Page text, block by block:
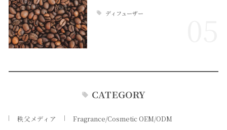
ディフューザー
CATEGORY
秩父メディア Fragrance/Cosmetic OEM/ODM